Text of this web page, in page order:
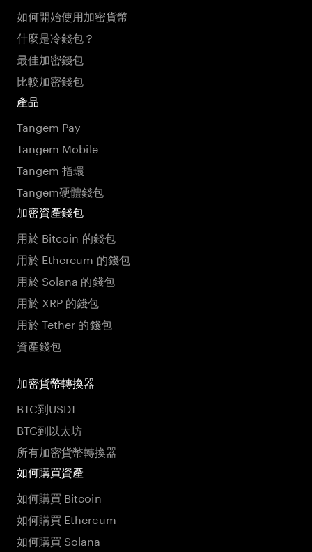
如何開始使用加密貨幣
什麼是冷錢包？
最佳加密錢包
比較加密錢包
產品
Tangem Pay
Tangem Mobile
Tangem 指環
Tangem硬體錢包
加密資產錢包
用於 Bitcoin 的錢包
用於 Ethereum 的錢包
用於 Solana 的錢包
用於 XRP 的錢包
用於 Tether 的錢包
資產錢包
加密貨幣轉換器
BTC到USDT
BTC到以太坊
所有加密貨幣轉換器
如何購買資產
如何購買 Bitcoin
如何購買 Ethereum
如何購買 Solana